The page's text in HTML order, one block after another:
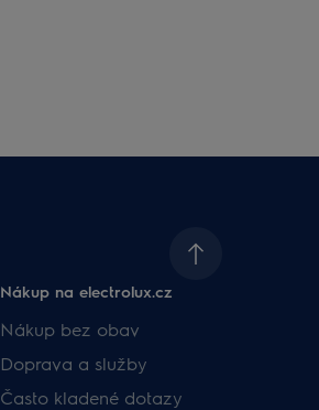
Nákup na electrolux.cz
Nákup bez obav
Doprava a služby
Často kladené dotazy